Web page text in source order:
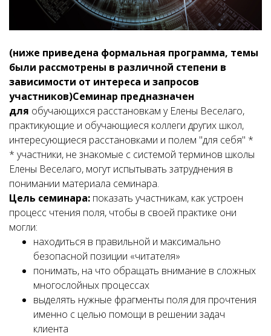
(ниже приведена формальная программа, темы
были рассмотрены в различной степени в
зависимости от интереса и запросов
участников)Семинар предназначен
для обучающихся расстановкам у Елены Веселаго,
практикующие и обучающиеся коллеги других школ,
интересующиеся расстановками и полем "для себя" *
* участники, не знакомые с системой терминов школы
Елены Веселаго, могут испытывать затруднения в
понимании материала семинара.
Цель семинара: показать участникам, как устроен
процесс чтения поля, чтобы в своей практике они
могли:
находиться в правильной и максимально
безопасной позиции «читателя»
понимать, на что обращать внимание в сложных
многослойных процессах
выделять нужные фрагменты поля для прочтения
именно с целью помощи в решении задач
клиента